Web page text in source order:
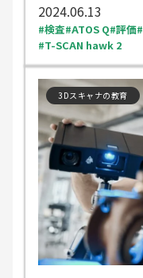
2024.06.13
検査 ATOS Q 評価
T-SCAN hawk 2
3Dスキャナの教育